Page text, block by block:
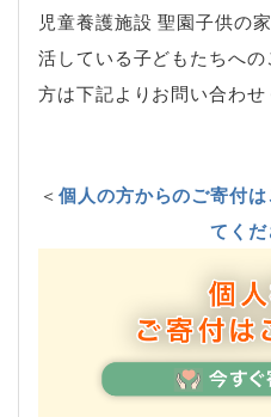
児童養護施設 聖園子供の
活している子どもたちへ
方は下記よりお問い合わせ
＜個人の方からのご寄付
てく